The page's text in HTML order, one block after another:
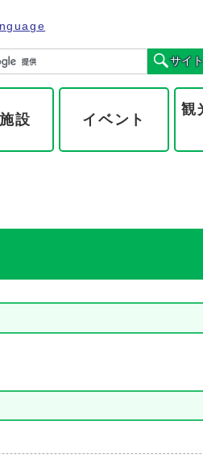
サイ
設 イベント
観